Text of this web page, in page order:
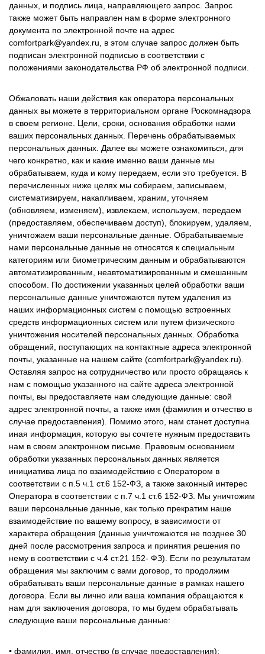
данных, и подпись лица, направляющего запрос. Запрос
также может быть направлен нам в форме электронного
документа по электронной почте на адрес
comfortpark@yandex.ru, в этом случае запрос должен быть
подписан электронной подписью в соответствии с
положениями законодательства РФ об электронной подписи.
Обжаловать наши действия как оператора персональных
данных вы можете в территориальном органе Роскомнадзора
в своем регионе. Цели, сроки, основания обработки нами
ваших персональных данных. Перечень обрабатываемых
персональных данных. Далее вы можете ознакомиться, для
чего конкретно, как и какие именно ваши данные мы
обрабатываем, куда и кому передаем, если это требуется. В
перечисленных ниже целях мы собираем, записываем,
систематизируем, накапливаем, храним, уточняем
(обновляем, изменяем), извлекаем, используем, передаем
(предоставляем, обеспечиваем доступ), блокируем, удаляем,
уничтожаем ваши персональные данные. Обрабатываемые
нами персональные данные не относятся к специальным
категориям или биометрическим данным и обрабатываются
автоматизированным, неавтоматизированным и смешанным
способом. По достижении указанных целей обработки ваши
персональные данные уничтожаются путем удаления из
наших информационных систем с помощью встроенных
средств информационных систем или путем физического
уничтожения носителей персональных данных. Обработка
обращений, поступающих на контактные адреса электронной
почты, указанные на нашем сайте (comfortpark@yandex.ru).
Оставляя запрос на сотрудничество или просто обращаясь к
нам с помощью указанного на сайте адреса электронной
почты, вы предоставляете нам следующие данные: свой
адрес электронной почты, а также имя (фамилия и отчество в
случае предоставления). Помимо этого, нам станет доступна
иная информация, которую вы сочтете нужным предоставить
нам в своем электронном письме. Правовым основанием
обработки указанных персональных данных является
инициатива лица по взаимодействию с Оператором в
соответствии с п.5 ч.1 ст.6 152-ФЗ, а также законный интерес
Оператора в соответствии с п.7 ч.1 ст.6 152-ФЗ. Мы уничтожим
ваши персональные данные, как только прекратим наше
взаимодействие по вашему вопросу, в зависимости от
характера обращения (данные уничтожаются не позднее 30
дней после рассмотрения запроса и принятия решения по
нему в соответствии с ч.4 ст.21 152- ФЗ). Если по результатам
обращения мы заключим с вами договор, то продолжим
обрабатывать ваши персональные данные в рамках нашего
договора. Если вы лично или ваша компания обращаются к
нам для заключения договора, то мы будем обрабатывать
следующие ваши персональные данные:
• фамилия, имя, отчество (в случае предоставления);